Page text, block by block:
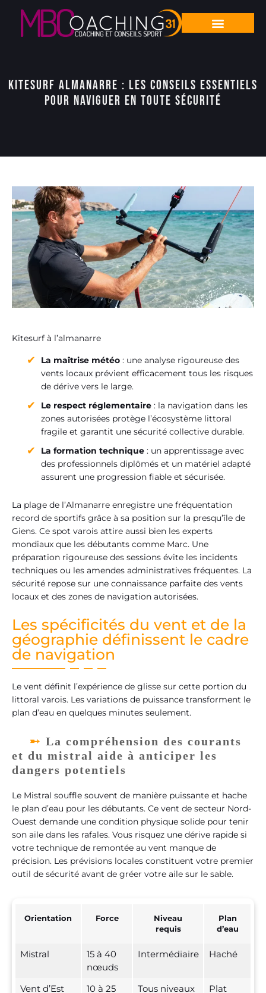
Kitesurf Almanarre : les conseils essentiels
pour naviguer en toute sécurité
Kitesurf à l’almanarre
La maîtrise météo : une analyse rigoureuse des
vents locaux prévient efficacement tous les risques
de dérive vers le large.
Le respect réglementaire : la navigation dans les
zones autorisées protège l’écosystème littoral
fragile et garantit une sécurité collective durable.
La formation technique : un apprentissage avec
des professionnels diplômés et un matériel adapté
assurent une progression fiable et sécurisée.
La plage de l’Almanarre enregistre une fréquentation
record de sportifs grâce à sa position sur la presqu’île de
Giens. Ce spot varois attire aussi bien les experts
mondiaux que les débutants comme Marc. Une
préparation rigoureuse des sessions évite les incidents
techniques ou les amendes administratives fréquentes. La
sécurité repose sur une connaissance parfaite des vents
locaux et des zones de navigation autorisées.
Les spécificités du vent et de la
géographie définissent le cadre
de navigation
Le vent définit l’expérience de glisse sur cette portion du
littoral varois. Les variations de puissance transforment le
plan d’eau en quelques minutes seulement.
La compréhension des courants
et du mistral aide à anticiper les
dangers potentiels
Le Mistral souffle souvent de manière puissante et hache
le plan d’eau pour les débutants. Ce vent de secteur Nord-
Ouest demande une condition physique solide pour tenir
son aile dans les rafales. Vous risquez une dérive rapide si
votre technique de remontée au vent manque de
précision. Les prévisions locales constituent votre premier
outil de sécurité avant de gréer votre aile sur le sable.
Orientation Force
Niveau
requis
Plan
d’eau
Mistral
15 à 40
nœuds
Intermédiaire Haché
Vent d’Est
10 à 25
Tous niveaux Plat